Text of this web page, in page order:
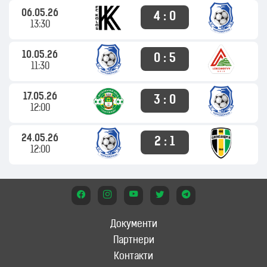
06.05.26
13:30
4 : 0
10.05.26
11:30
0 : 5
17.05.26
12:00
3 : 0
24.05.26
12:00
2 : 1
Документи
Партнери
Контакти